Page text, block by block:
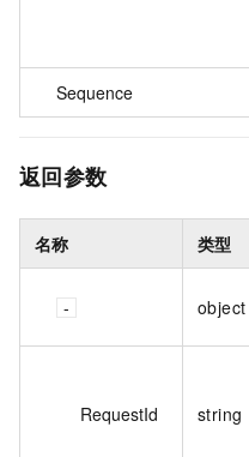
Sequence
返回参数
名称 类型
object
RequestId string